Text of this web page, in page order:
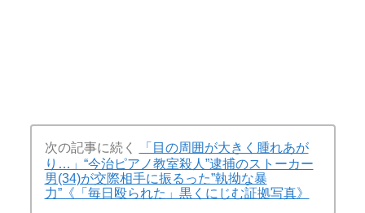
次の記事に続く
「目の周囲が大きく腫れあが
り…」“今治ピアノ教室殺人”逮捕のストーカー
男(34)が交際相手に振るった”執拗な暴
力”《「毎日殴られた」黒くにじむ証拠写真》